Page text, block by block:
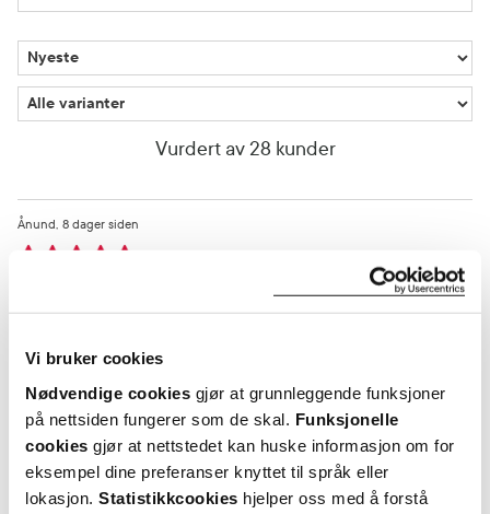
Vi bruker cookies
Nødvendige cookies gjør at grunnleggende funksjoner
på nettsiden fungerer som de skal. Funksjonelle
cookies gjør at nettstedet kan huske informasjon om for
eksempel dine preferanser knyttet til språk eller
lokasjon. Statistikkcookies hjelper oss med å forstå
Vurdert av 28 kunder
8 dager siden
Ånund
Var denne anmeldelsen nyttig?
0 0
flagg denne anmeldelsen